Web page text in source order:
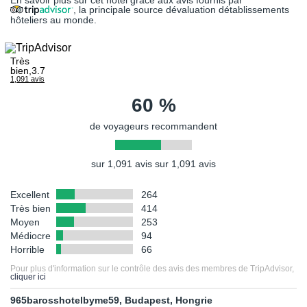
terroriste.
PRÉCISION DESCRIPTIF
sont à titre indicatif et non-contractuel. Concernant votre
logement, l'hôtel offre différentes configurations et décorations.
La chambre allouée lors de votre arrivée pourra être ainsi
différente de celle figurant en photo sur le présent descriptif.
, la principale source dévaluation détablissements
hôteliers au monde.
Très
bien,3.7
1,091 avis
Excellent
264
Très bien
414
Moyen
253
Médiocre
94
Horrible
66
60 %
de voyageurs recommandent
sur 1,091 avis sur 1,091 avis
Pour plus d'information sur le contrôle des avis des membres de TripAdvisor,
cliquer ici
965barosshotelbyme59, Budapest, Hongrie